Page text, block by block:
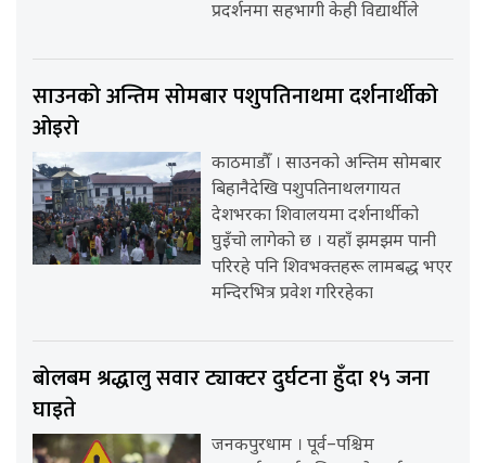
प्रदर्शनमा सहभागी केही विद्यार्थीले
साउनको अन्तिम सोमबार पशुपतिनाथमा दर्शनार्थीको
ओइरो
काठमाडौँ । साउनको अन्तिम सोमबार
बिहानैदेखि पशुपतिनाथलगायत
देशभरका शिवालयमा दर्शनार्थीको
घुइँचो लागेको छ । यहाँ झमझम पानी
परिरहे पनि शिवभक्तहरू लामबद्ध भएर
मन्दिरभित्र प्रवेश गरिरहेका
बोलबम श्रद्धालु सवार ट्याक्टर दुर्घटना हुँदा १५ जना
घाइते
जनकपुरधाम । पूर्व–पश्चिम